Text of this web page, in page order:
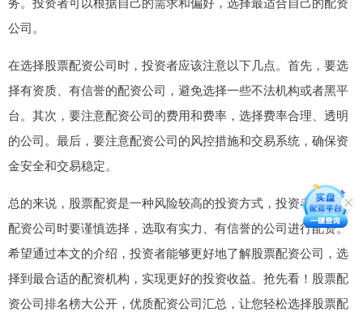
公司。
在选择股票配资公司时，投资者应该注意以下几点。首先，要选
择有资质、有信誉的配资公司，避免选择一些不法机构或者黑平
台。其次，要注意配资公司的费用和费率，选择费率合理、透明
的公司。最后，要注意配资公司的风控措施和交易系统，确保资
金安全和交易稳定。
总的来说，股票配资是一种风险较高的投资方式，投资者在选择
配资公司时要谨慎选择，选取有实力、有信誉的公司进行配资。
希望通过本文的介绍，投资者能够更好地了解股票配资公司，选
择到最合适的配资机构，实现更好的投资收益。抢先看！股票配
资公司排名榜大公开，优质配资公司汇总，让您轻松选择股票配